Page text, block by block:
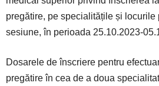
pregătire, pe specialitățile și locurile
sesiune, în perioada 25.10.2023-
Dosarele de înscriere pentru
pregătire în cea de a doua